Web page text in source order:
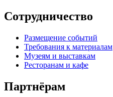
Сотрудничество
Размещение событий
Требования к материалам
Музеям и выставкам
Ресторанам и кафе
Партнёрам